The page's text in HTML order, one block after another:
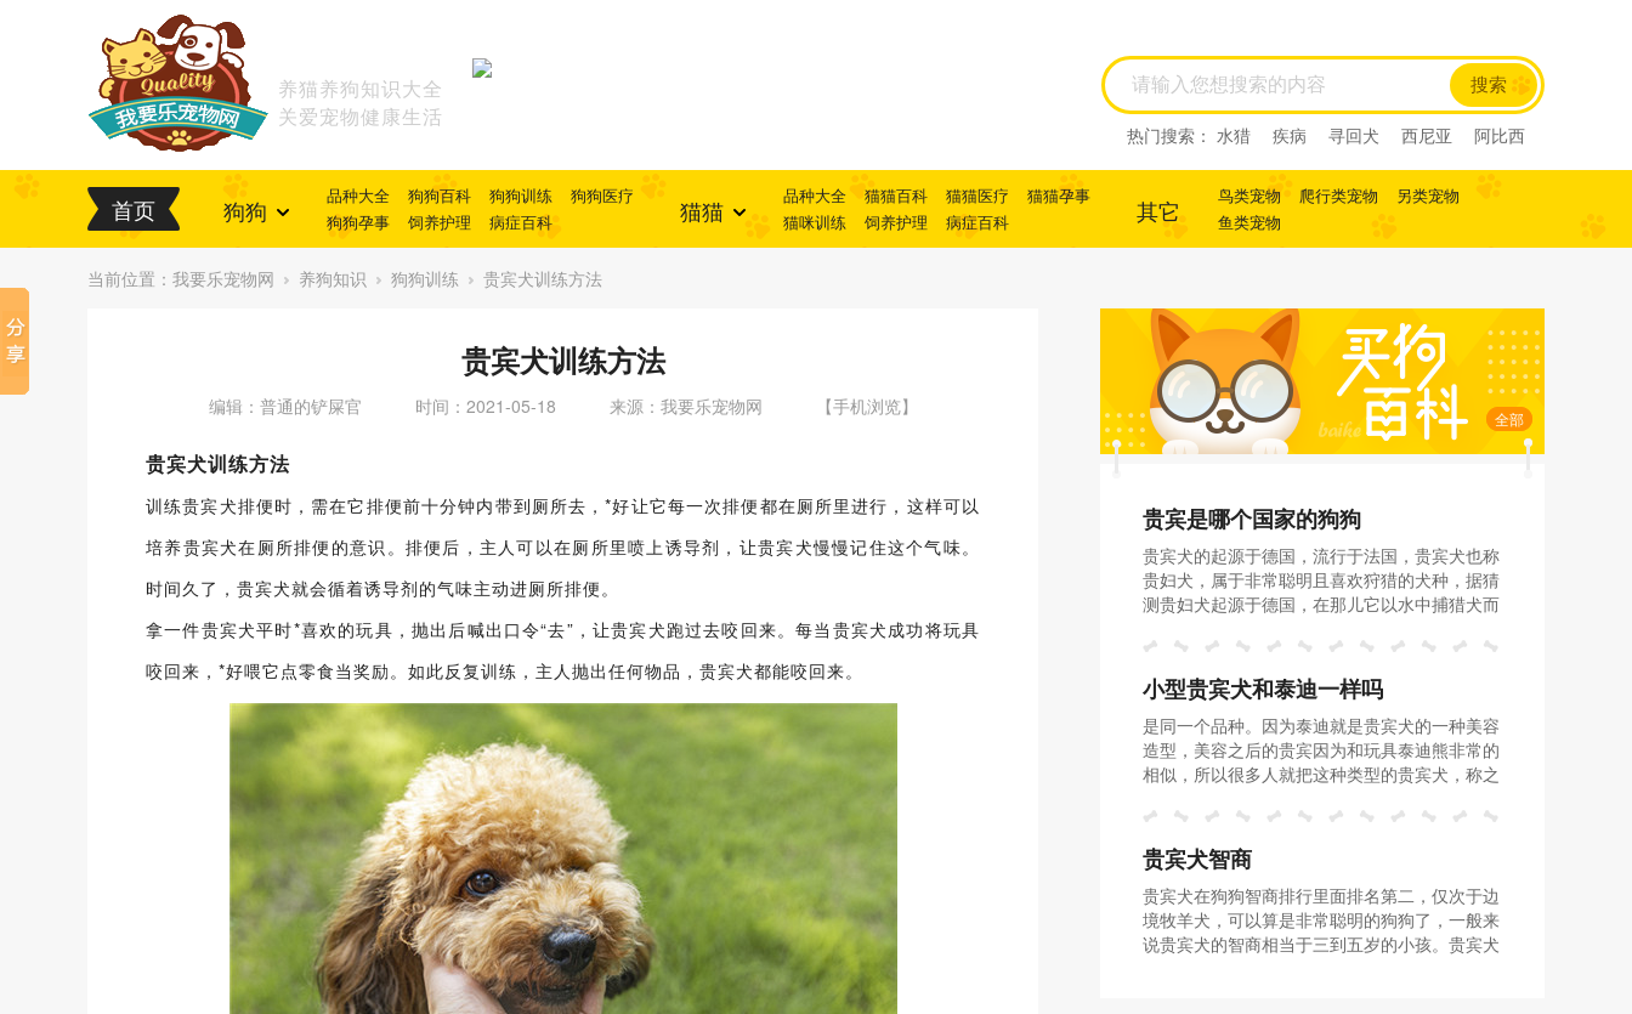
养猫养狗知识大全
关爱宠物健康生活
搜索
热门搜索： 水猎 疾病 寻回犬 西尼亚
阿比西
首页 狗狗 品种大全 狗狗百科 狗狗训练
狗狗医疗
狗狗孕事
饲养护理 病症百科 猫猫 品种大全 猫猫百科 猫猫医疗
猫猫孕事
猫咪训练
饲养护理 病症百科 其它 鸟类宠物 爬行类宠物
另类宠物
鱼类宠物
当前位置： 我要乐宠物网 养狗知识 狗狗训练 贵宾犬训练方法
贵宾犬训练方法
编辑：普通的铲屎官 时间：2021-05-18 来源：我要乐宠物网 【手机浏览】
贵宾犬训练方法
训练贵宾犬排便时，需在它排便前十分钟内带到厕所去，*好让它每一次排便都在厕所里进行，这样可以
培养贵宾犬在厕所排便的意识。排便后，主人可以在厕所里喷上诱导剂，让贵宾犬慢慢记住这个气味。
时间久了，贵宾犬就会循着诱导剂的气味主动进厕所排便。
拿一件贵宾犬平时*喜欢的玩具，抛出后喊出口令“去”，让贵宾犬跑过去咬回来。每当贵宾犬成功将玩具
咬回来，*好喂它点零食当奖励。如此反复训练，主人抛出任何物品，贵宾犬都能咬回来。
全部
贵宾是哪个国家的狗狗
贵宾犬的起源于德国，流行于法国，贵宾犬也称
贵妇犬，属于非常聪明且喜欢狩猎的犬种，据猜
测贵妇犬起源于德国，在那儿它以水中捕猎犬而
小型贵宾犬和泰迪一样吗
是同一个品种。因为泰迪就是贵宾犬的一种美容
造型，美容之后的贵宾因为和玩具泰迪熊非常的
相似，所以很多人就把这种类型的贵宾犬，称之
贵宾都能变成泰迪。
贵宾犬智商
贵宾犬在狗狗智商排行里面排名第二，仅次于边
境牧羊犬，可以算是非常聪明的狗狗了，一般来
说贵宾犬的智商相当于三到五岁的小孩。贵宾犬